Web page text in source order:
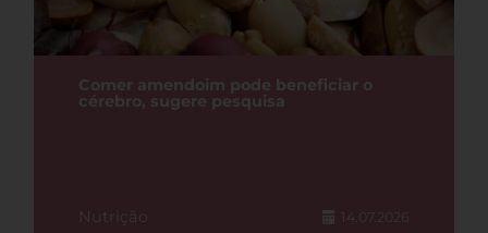
Comer amendoim pode beneficiar o
cérebro, sugere pesquisa
Nutrição 14.07.2026